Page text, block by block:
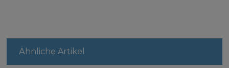
Ähnliche Artikel